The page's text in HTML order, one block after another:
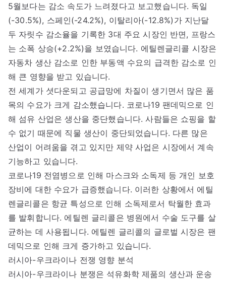
5월보다는 감소 속도가 느려졌다고 보고했습니다. 독일
(-30.5%), 스페인(-24.2%), 이탈리아(-12.8%)가 지난달
두 자릿수 감소율을 기록한 3대 주요 시장인 반면, 프랑스
는 소폭 상승(+2.2%)을 보였습니다. 에틸렌글리콜 시장은
자동차 생산 감소로 인한 부동액 수요의 급격한 감소로 인
해 큰 영향을 받고 있습니다.
전 세계가 셧다운되고 공급망에 차질이 생기면서 많은 품
목의 수요가 크게 감소했습니다. 코로나19 팬데믹으로 인
해 섬유 산업은 생산을 중단했습니다. 사람들은 쇼핑을 할
수 없기 때문에 직물 생산이 중단되었습니다. 다른 많은
산업이 어려움을 겪고 있지만 제약 사업은 시장에서 계속
기능하고 있습니다.
코로나19 전염병으로 인해 마스크와 소독제 등 개인 보호
장비에 대한 수요가 급증했습니다. 이러한 상황에서 에틸
렌글리콜은 항균 특성으로 인해 소독제로서 탁월한 효과
를 발휘합니다. 에틸렌 글리콜은 병원에서 수술 도구를 살
균하는 데 사용됩니다. 에틸렌 글리콜의 글로벌 시장은 팬
데믹으로 인해 크게 증가하고 있습니다.
러시아-우크라이나 전쟁 영향 분석
러시아-우크라이나 분쟁은 석유화학 제품의 생산과 운송